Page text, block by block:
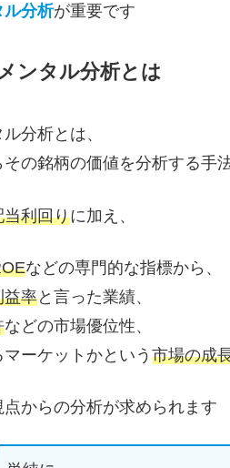
ル分析が重要です
ンタル分析とは
分析とは、
の銘柄の価値を分析する手
当利回りに加え、
などの専門的な指標から、
益率と言った業績、
などの市場優位性、
ーケットかという 市場の成
からの分析が求められます